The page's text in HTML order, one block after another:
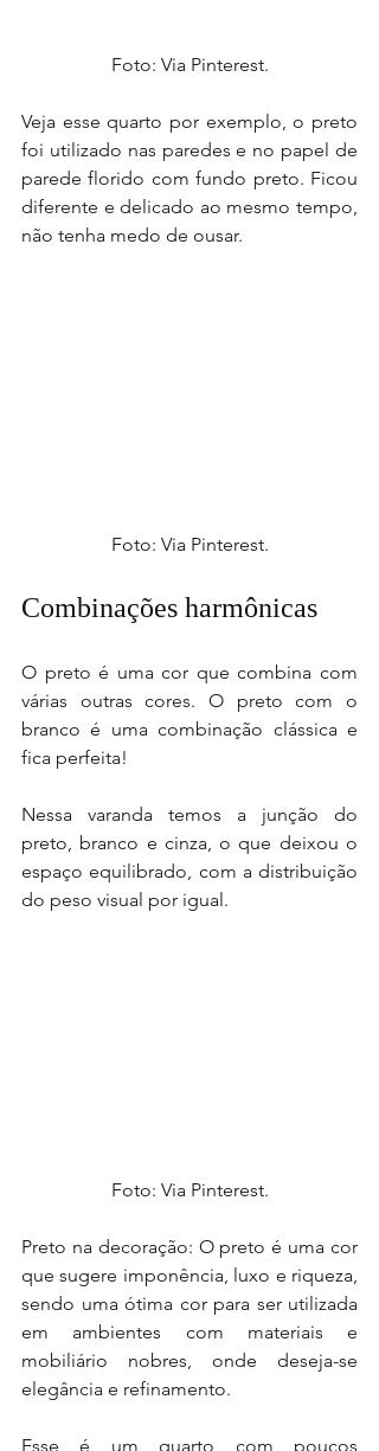
Foto: Via Pinterest.
Veja esse quarto por exemplo, o preto
foi utilizado nas paredes e no papel de
parede florido com fundo preto. Ficou
diferente e delicado ao mesmo tempo,
não tenha medo de ousar.
Foto: Via Pinterest.
Combinações harmônicas
O preto é uma cor que combina com
várias outras cores. O preto com o
branco é uma combinação clássica e
fica perfeita!
Nessa varanda temos a junção do
preto, branco e cinza, o que deixou o
espaço equilibrado, com a distribuição
do peso visual por igual.
Foto: Via Pinterest.
Preto na decoração: O preto é uma cor
que sugere imponência, luxo e riqueza,
sendo uma ótima cor para ser utilizada
em ambientes com materiais e
mobiliário nobres, onde deseja-se
elegância e refinamento.
Esse é um quarto com poucos